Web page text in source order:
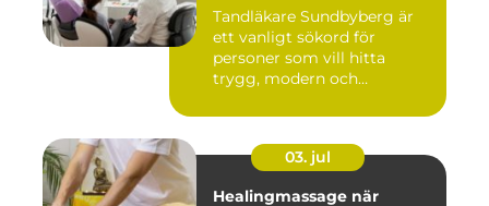
Tandläkare Sundbyberg är
ett vanligt sökord för
personer som vill hitta
trygg, modern och
03. jul
Healingmassage när